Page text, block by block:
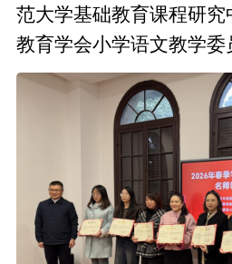
范大学基础教育课程研
教育学会小学语文教学委